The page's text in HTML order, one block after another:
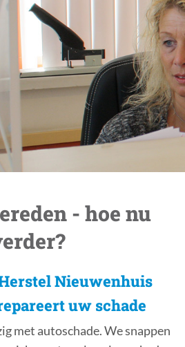
- hoe nu
Nieuwenhuis
uw schade
met autoschade. We snappen